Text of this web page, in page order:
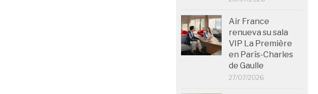
Air France
renueva su sala
VIP La Première
en París-Charles
de Gaulle
27/07/2026